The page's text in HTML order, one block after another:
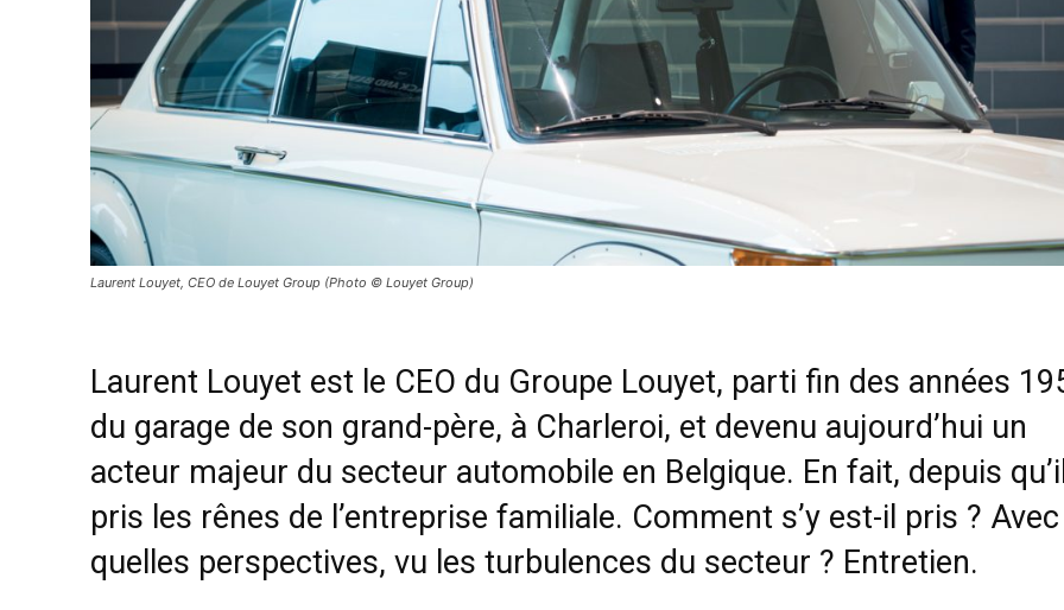
Laurent Louyet, CEO de Louyet Group (Photo © Louyet Group)
Laurent Louyet est le CEO du Groupe Louyet, parti fin des années
du garage de son grand-père, à Charleroi, et devenu aujourd’hui un
acteur majeur du secteur automobile en Belgique. En fait, depuis
pris les rênes de l’entreprise familiale. Comment s’y est-il pris ? Avec
quelles perspectives, vu les turbulences du secteur ? Entretien.